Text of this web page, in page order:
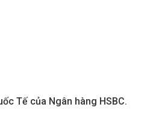
Tế của Ngân hàng HSBC.